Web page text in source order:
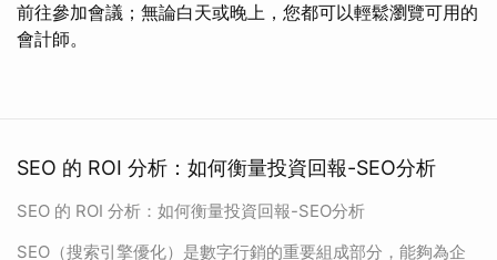
前往參加會議；無論白天或晚上，您都可以輕鬆瀏覽可用的
會計師。
SEO 的 ROI 分析：如何衡量投資回報-SEO分析
SEO 的 ROI 分析：如何衡量投資回報-SEO分析
SEO（搜索引擎優化）是數字行銷的重要組成部分，能夠為企